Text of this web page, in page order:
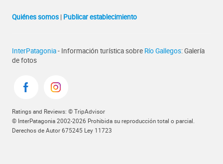
Quiénes somos | Publicar establecimiento
InterPatagonia- Información turística sobre Río Gallegos: Galería
de fotos
Ratings and Reviews: © TripAdvisor
© InterPatagonia 2002-2026 Prohibida su reproducción total o parcial.
Derechos de Autor 675245 Ley 11723